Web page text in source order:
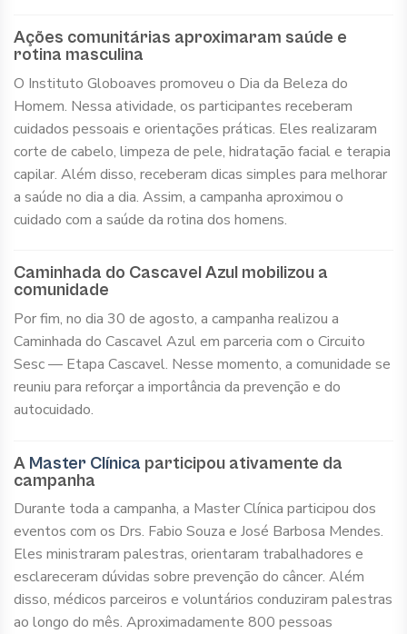
Ações comunitárias aproximaram saúde e
rotina masculina
O Instituto Globoaves promoveu o Dia da Beleza do
Homem. Nessa atividade, os participantes receberam
cuidados pessoais e orientações práticas. Eles realizaram
corte de cabelo, limpeza de pele, hidratação facial e terapia
capilar. Além disso, receberam dicas simples para melhorar
a saúde no dia a dia. Assim, a campanha aproximou o
cuidado com a saúde da rotina dos homens.
Caminhada do Cascavel Azul mobilizou a
comunidade
Por fim, no dia 30 de agosto, a campanha realizou a
Caminhada do Cascavel Azul em parceria com o Circuito
Sesc — Etapa Cascavel. Nesse momento, a comunidade se
reuniu para reforçar a importância da prevenção e do
autocuidado.
A Master Clínica participou ativamente da
campanha
Durante toda a campanha, a Master Clínica participou dos
eventos com os Drs. Fabio Souza e José Barbosa Mendes.
Eles ministraram palestras, orientaram trabalhadores e
esclareceram dúvidas sobre prevenção do câncer. Além
disso, médicos parceiros e voluntários conduziram palestras
ao longo do mês. Aproximadamente 800 pessoas